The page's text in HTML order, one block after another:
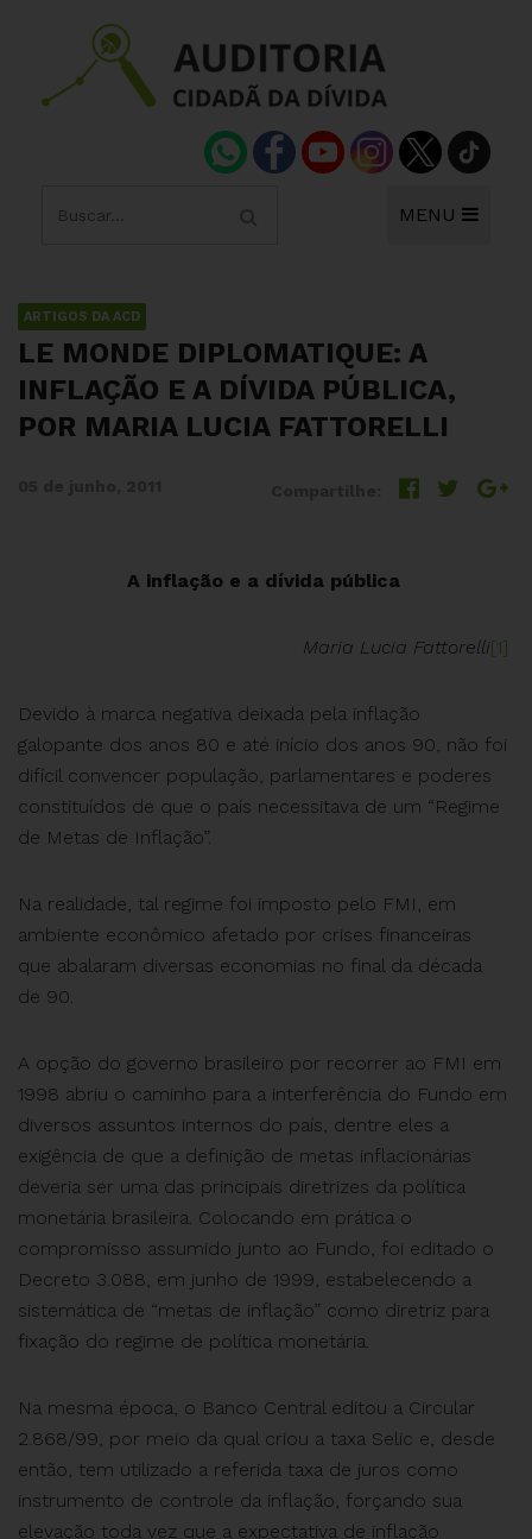
MENU
ARTIGOS DA ACD
LE MONDE DIPLOMATIQUE: A
INFLAÇÃO E A DÍVIDA PÚBLICA,
POR MARIA LUCIA FATTORELLI
A inflação e a dívida pública
Maria Lucia Fattorelli[1]
Devido à marca negativa deixada pela inflação
galopante dos anos 80 e até início dos anos 90, não foi
difícil convencer população, parlamentares e poderes
constituídos de que o país necessitava de um “Regime
de Metas de Inflação”.
Na realidade, tal regime foi imposto pelo FMI, em
ambiente econômico afetado por crises financeiras
que abalaram diversas economias no final da década
de 90.
A opção do governo brasileiro por recorrer ao FMI em
1998 abriu o caminho para a interferência do Fundo em
diversos assuntos internos do país, dentre eles a
exigência de que a definição de metas inflacionárias
deveria ser uma das principais diretrizes da política
monetária brasileira. Colocando em prática o
compromisso assumido junto ao Fundo, foi editado o
Decreto 3.088, em junho de 1999, estabelecendo a
sistemática de “metas de inflação” como diretriz para
fixação do regime de política monetária.
Na mesma época, o Banco Central editou a Circular
2.868/99, por meio da qual criou a taxa Selic e, desde
então, tem utilizado a referida taxa de juros como
instrumento de controle da inflação, forçando sua
elevação toda vez que a expectativa de inflação